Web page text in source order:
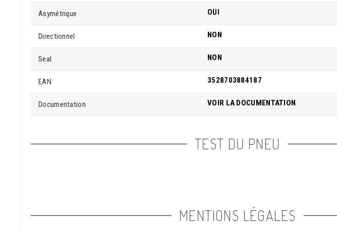
Asymétrique OUI
Directionnel NON
Seal NON
EAN 3528703884187
Documentation VOIR LA DOCUMENTATION
TEST DU PNEU
MENTIONS LÉGALES